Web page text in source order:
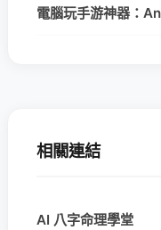
電腦玩手游神器：
相關連結
AI 八字命理學堂